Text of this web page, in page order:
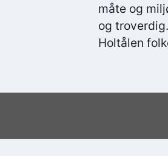
måte og
og
Holtålen